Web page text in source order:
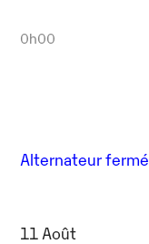
0h00
Alternateur fermé
11 Août